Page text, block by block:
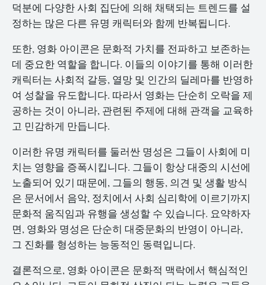
덕분에 다양한 사회 집단에 의해 채택되는 트렌드를 설
정하는 많은 다른 유명 캐릭터와 함께 반복됩니다.
또한, 영화 아이콘은 문화적 가치를 전파하고 보존하는
데 중요한 역할을 합니다. 이들의 이야기를 통해 이러한
캐릭터는 사회적 갈등, 열망 및 인간의 딜레마를 반영하
여 성찰을 유도합니다. 따라서 영화는 단순히 오락을 제
공하는 것이 아니라, 관련된 주제에 대해 관객을 교육하
고 민감하게 만듭니다.
이러한 유명 캐릭터를 둘러싼 명성은 그들이 사회에 미
치는 영향을 증폭시킵니다. 그들이 항상 대중의 시선에
노출되어 있기 때문에, 그들의 행동, 의견 및 생활 방식
은 문서에서 음악, 정치에서 사회 심리학에 이르기까지
문화적 움직임과 유행을 생성할 수 있습니다. 요약하자
면, 영화와 명성은 단순히 대중문화의 반영이 아니라,
그 진화를 형성하는 능동적인 동력입니다.
결론적으로, 영화 아이콘은 문화적 맥락에서 핵심적인